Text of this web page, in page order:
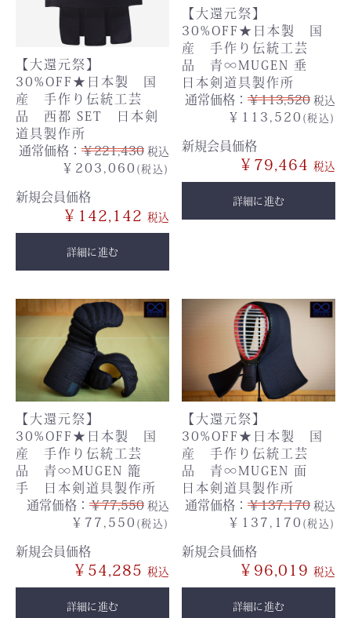
【大還元祭】
30%OFF★日本製 国
産 手作り伝統工芸
品 西都 SET 日本剣
道具製作所
通常価格： ￥221,430 税込
￥203,060 (税込)
新規会員価格
￥142,142
詳細に進む
【大還元祭】
30%OFF★日本製 国
産 手作り伝統工芸
品 青∞MUGEN 垂
日本剣道具製作所
通常価格： ￥113,520 税込
￥113,520 (税込)
新規会員価格
￥79,464
詳細に進む
【大還元祭】
30%OFF★日本製 国
産 手作り伝統工芸
品 青∞MUGEN 籠
手 日本剣道具製作所
通常価格： ￥77,550 税込
￥77,550 (税込)
新規会員価格
￥54,285
詳細に進む
【大還元祭】
30%OFF★日本製 国
産 手作り伝統工芸
品 青∞MUGEN 面
日本剣道具製作所
通常価格： ￥137,170 税込
￥137,170 (税込)
新規会員価格
￥96,019
詳細に進む